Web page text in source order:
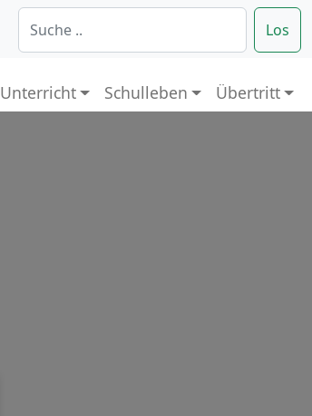
Los
Unterricht Schulleben Übertritt